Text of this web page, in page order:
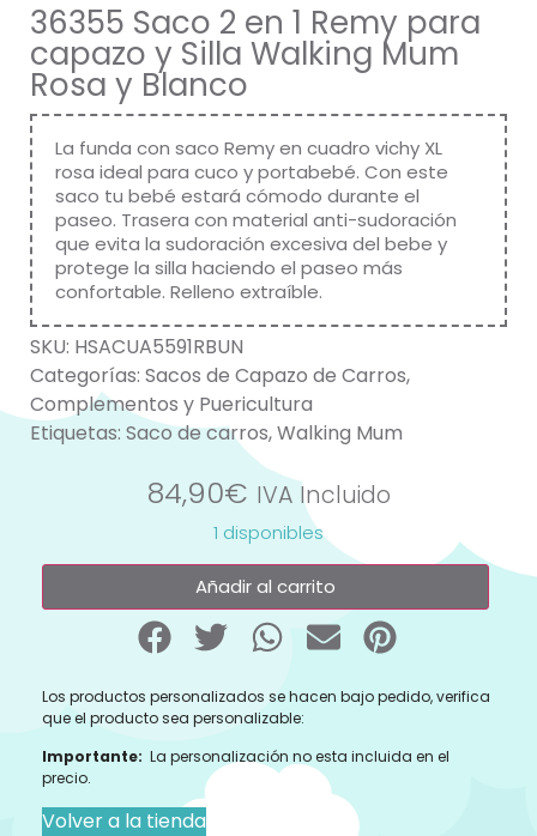
36355 Saco 2 en 1 Remy para
capazo y Silla Walking Mum
Rosa y Blanco
La funda con saco Remy en cuadro vichy XL
rosa ideal para cuco y portabebé. Con este
saco tu bebé estará cómodo durante el
paseo. Trasera con material anti-sudoración
que evita la sudoración excesiva del bebe y
protege la silla haciendo el paseo más
confortable. Relleno extraíble.
SKU: HSACUA5591RBUN
Categorías: Sacos de Capazo de Carros,
Complementos y Puericultura
Etiquetas: Saco de carros,Walking Mum
84,90€ IVA Incluido
1 disponibles
Añadir al carrito
Los productos personalizados se hacen bajo pedido, verifica
que el producto sea personalizable:
Importante: La personalización no esta incluida en el
precio.
Volver a la tienda